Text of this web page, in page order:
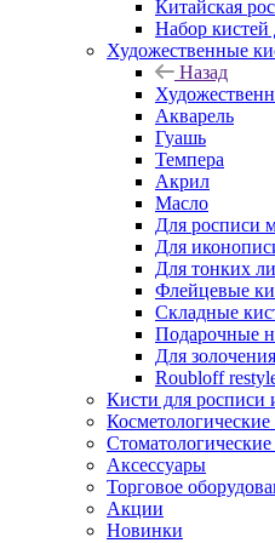
Китайская
Набор кистей
Художественные
Назад
Акварель
Гуашь
Темпера
Акрил
Масло
Для росписи
Для
Для тонких
Флейцевые
Складные
Подарочные
Для золочения
Roubloff
Кисти для росписи
Косметологические
Стоматологические
Аксессуары
Торговое
Акции
Новинки